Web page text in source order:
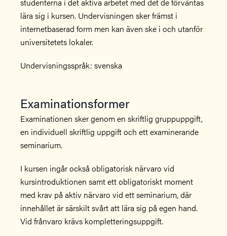
lära sig i kursen. Undervisningen sker främst i
internetbaserad form men kan även ske i och utanför
universitetets lokaler.
Undervisningsspråk: svenska
Examinationsformer
Examinationen sker genom en skriftlig gruppuppgift,
en individuell skriftlig uppgift och ett examinerande
seminarium.
I kursen ingår också obligatorisk närvaro vid
kursintroduktionen samt ett obligatoriskt moment
med krav på aktiv närvaro vid ett seminarium, där
innehållet är särskilt svårt att lära sig på egen hand.
Vid frånvaro krävs kompletteringsuppgift.